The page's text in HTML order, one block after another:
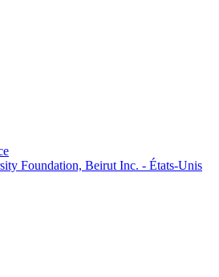
Foundation, Beirut Inc. - États-Unis